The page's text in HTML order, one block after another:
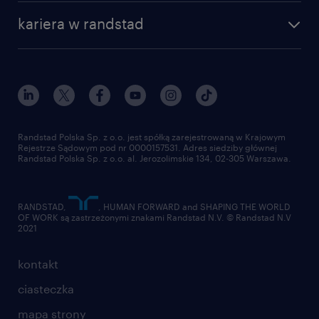
praca w amazon
dla mediów
dla dostawców
kariera w randstad
nasz świat
pracuj w randstad
złóż CV
kontakt
ciasteczka
mapa strony
Randstad Polska Sp. z o.o. jest spółką zarejestrowaną w Krajowym
Rejestrze Sądowym pod nr 0000157531. Adres siedziby głównej
Randstad Polska Sp. z o.o. al. Jerozolimskie 134, 02-305 Warszawa.
RANDSTAD,
, HUMAN FORWARD and SHAPING THE WORLD
OF WORK są zastrzeżonymi znakami Randstad N.V. © Randstad N.V
2021